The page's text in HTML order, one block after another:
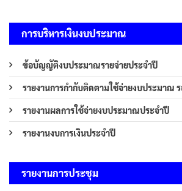
การบริหารเงินงบประมาณ
ข้อบัญญัติงบประมาณรายจ่ายประจำปี
รายงานการกำกับติดตามใช้จ่ายงบประมาณ
รายงานผลการใช้จ่ายงบประมาณประจำปี
รายงานงบการเงินประจำปี
รายงานการประชุม